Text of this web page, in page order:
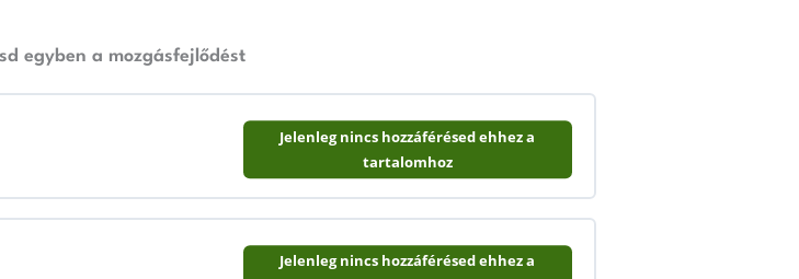
egyben a mozgásfejlődést
Jelenleg nincs hozzáférésed ehhez a
tartalomhoz
Jelenleg nincs hozzáférésed ehhez a